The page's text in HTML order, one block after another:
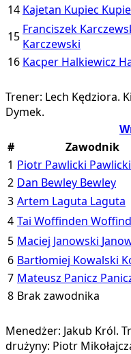
14 Kajetan Kupiec
15 Franciszek
Karczewski
16 Kacper Halkiewicz
Trener: Lech Kędziora.
Dymek.
#
Zawodnik
1 Piotr Pawlicki Pawlicki
2 Dan Bewley Bewley
3 Artem Laguta Laguta
4 Tai Woffinden
5 Maciej Janowski
6 Bartłomiej Kowalski
7 Mateusz Panicz
8 Brak zawodnika
Menedżer: Jakub Król.
drużyny: Piotr